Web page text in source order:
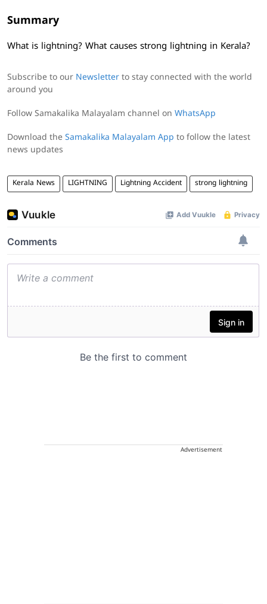
Summary
What is lightning? What causes strong lightning in Kerala?
Subscribe to our Newsletter to stay connected with the world
around you
Follow Samakalika Malayalam channel on WhatsApp
Download the Samakalika Malayalam App to follow the latest
news updates
Kerala News LIGHTNING Lightning Accident strong lightning
Advertisement